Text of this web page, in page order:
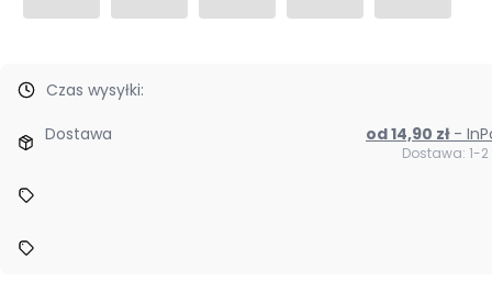
Czas wysyłki:
Dostawa od 14,90 zł -
Dostawa: 1-